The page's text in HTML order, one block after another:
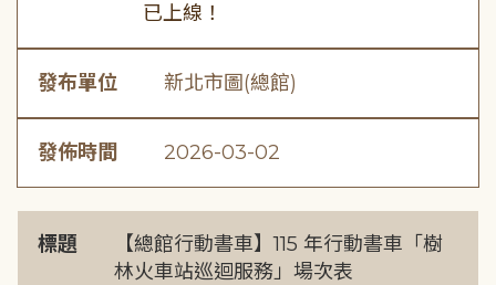
已上線！
發布單位 新北市圖(總館)
發佈時間 2026-03-02
標題
【總館行動書車】115 年行動書車「樹
林火車站巡迴服務」場次表